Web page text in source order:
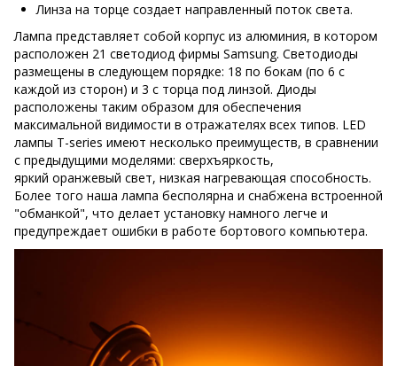
Линза на торце создает направленный поток света.
Лампа представляет собой корпус из алюминия, в котором
расположен 21 светодиод фирмы Samsung. Светодиоды
размещены в следующем порядке: 18 по бокам (по 6 с
каждой из сторон) и 3 с торца под линзой. Диоды
расположены таким образом для обеспечения
максимальной видимости в отражателях всех типов. LED
лампы T-series имеют несколько преимуществ, в сравнении
с предыдущими моделями: сверхъяркость,
яркий оранжевый свет, низкая нагревающая способность.
Более того наша лампа бесполярна и снабжена встроенной
"обманкой", что делает установку намного легче и
предупреждает ошибки в работе бортового компьютера.